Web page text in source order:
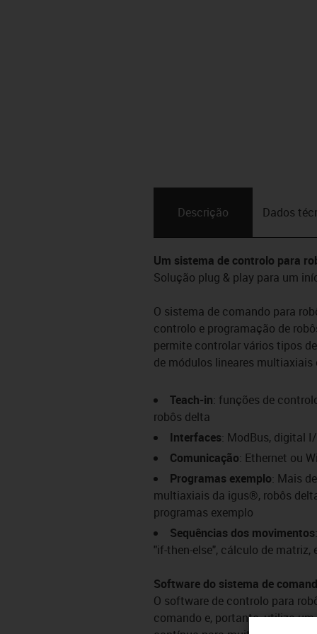
Descrição Dados
Um sistema de controlo para
Solução plug & play para um
O sistema de comando para
controlo e programação de
permite controlar vários tipos
de módulos lineares
Teach-in: funções de
robôs delta
Interfaces: ModBus, digital
Comunicação: Ethernet ou
Programas exemplo: Mais
multiaxiais da igus®, robôs
programas exemplo
Sequências dos movimentos
"if-then-else", cálculo de matriz,
Software do sistema de
O software de controlo para
comando e, portanto, utiliza